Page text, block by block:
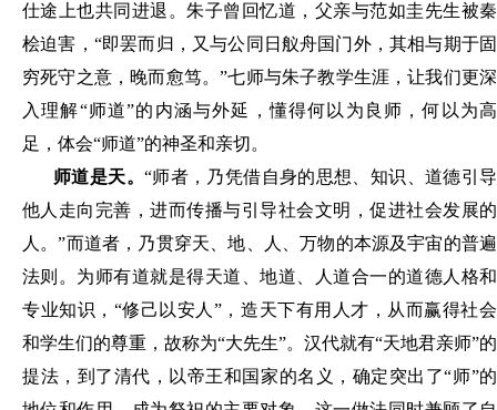
仕途上也共同进退 。朱子曾回忆道 ， 父亲与范如圭先生被秦
桧迫害 ， “即罢而归 ， 又与公同日舣舟国门外，其相与期于固
穷死守之意， 晚而愈笃。”七师与朱子教学生涯 ，让我们更深
入理解“师道”的内涵与外延 ，懂得何以为良师 ，何以为高
足 ， 体会“师道”的神圣和亲切。
师道是天。 “师者 ， 乃凭借自身的思想、知识、道德引导
他人走向完善 ，进而传播与引导社会文明 ，促进社会发展的
人 。”而道者 ， 乃贯穿天、地、人、万物的本源及宇宙的普遍
法则 。 为师有道就是得天道、地道、人道合一的道德人格和
专业知识 ， “修己以安人”，造天下有用人才 ， 从而赢得社会
和学生们的尊重 ， 故称为“大先生”。 汉代就有“天地君亲师”的
提法 ， 到了清代 ， 以帝王和国家的名义 ， 确定突出了“师”的